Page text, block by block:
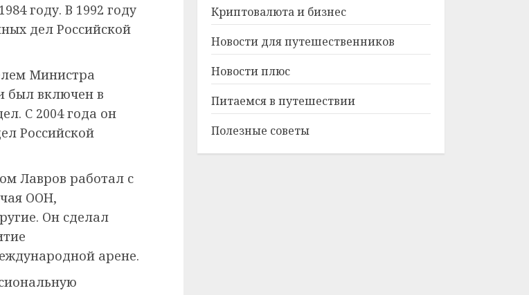
году. В 1992 году
дел Российской
Министра
был включен в
С 2004 года он
Российской
Лавров работал с
ООН,
Он сделал
арене.
Криптовалюта и бизнес
Новости для путешественников
Новости плюс
Питаемся в путешествии
Полезные советы